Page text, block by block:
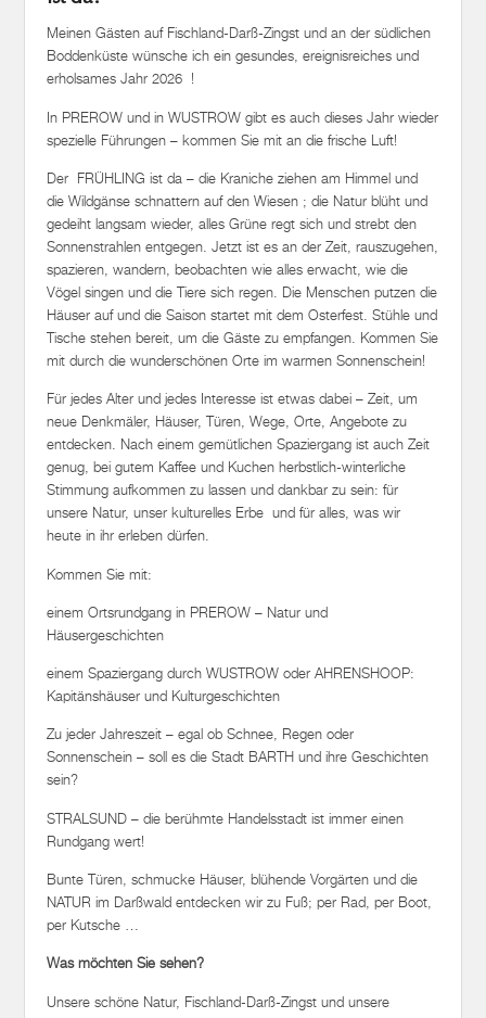
erholsames Jahr 2026 !
In PREROW und in WUSTROW gibt es auch dieses Jahr wieder
Der FRÜHLING ist da – die Kraniche ziehen am Himmel und
gedeiht langsam wieder, alles Grüne regt sich und strebt den
Sonnenstrahlen entgegen. Jetzt ist es an der Zeit, rauszugehen,
spazieren, wandern, beobachten wie alles erwacht, wie die
Vögel singen und die Tiere sich regen. Die Menschen putzen die
Häuser auf und die Saison startet mit dem Osterfest. Stühle und
Tische stehen bereit, um die Gäste zu empfangen. Kommen Sie
mit durch die wunderschönen Orte im warmen Sonnenschein!
Für jedes Alter und jedes Interesse ist etwas dabei – Zeit, um
entdecken. Nach einem gemütlichen Spaziergang ist auch Zeit
genug, bei gutem Kaffee und Kuchen herbstlich-winterliche
Stimmung aufkommen zu lassen und dankbar zu sein: für
unsere Natur, unser kulturelles Erbe und für alles, was wir
heute in ihr erleben dürfen.
Kommen Sie mit:
einem Ortsrundgang in PREROW – Natur und
einem Spaziergang durch WUSTROW oder AHRENSHOOP:
Zu jeder Jahreszeit – egal ob Schnee, Regen oder
sein?
STRALSUND – die berühmte Handelsstadt ist immer einen
Bunte Türen, schmucke Häuser, blühende Vorgärten und die
per Kutsche …
Was möchten Sie sehen?
Unsere schöne Natur, Fischland-Darß-Zingst und unsere
Erkundungen.